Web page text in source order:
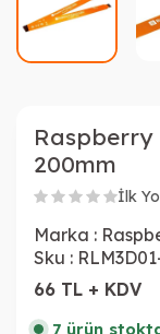
Raspberry
200mm
İlk
Marka :
Sku :
66 TL + KDV
7 ürün